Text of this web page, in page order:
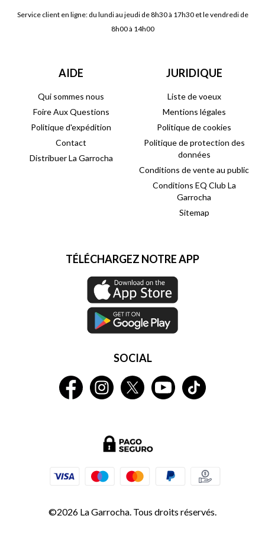
Service client en ligne: du lundi au jeudi de 8h30 à 17h30 et le vendredi de
8h00 à 14h00
AIDE
Qui sommes nous
Foire Aux Questions
Politique d'expédition
Contact
Distribuer La Garrocha
JURIDIQUE
Liste de voeux
Mentions légales
Politique de cookies
Politique de protection des
données
Conditions de vente au public
Conditions EQ Club La
Garrocha
Sitemap
TÉLÉCHARGEZ NOTRE APP
SOCIAL
©2026 La Garrocha. Tous droits réservés.